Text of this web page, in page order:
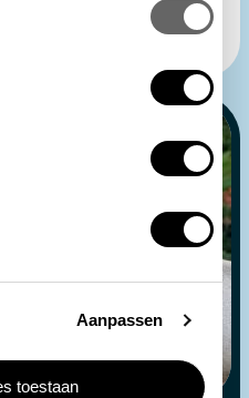
Aanpassen
toestaan